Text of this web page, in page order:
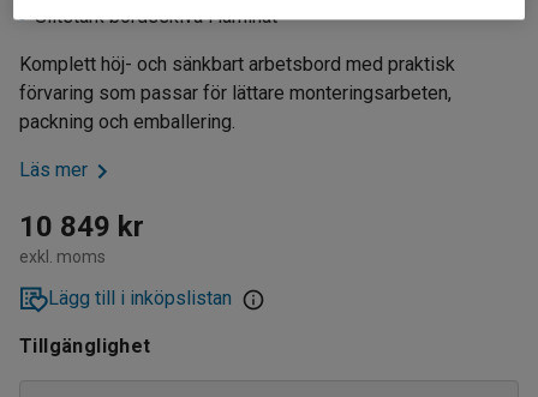
Slitstark bordsskiva i laminat
Komplett höj- och sänkbart arbetsbord med praktisk
förvaring som passar för lättare monteringsarbeten,
packning och emballering.
Läs mer
10 849 kr
exkl. moms
Lägg till i inköpslistan
Tillgänglighet